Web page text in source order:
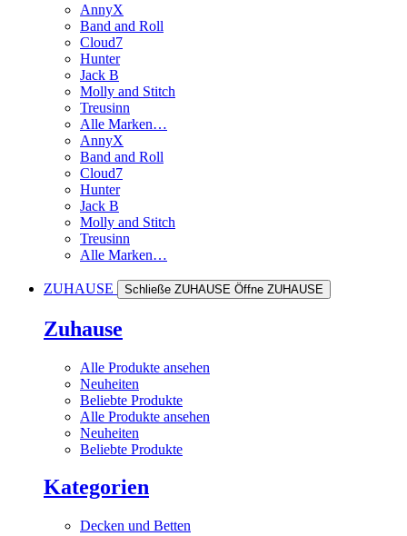
AnnyX
Band and Roll
Cloud7
Hunter
Jack B
Molly and Stitch
Treusinn
Alle Marken…
AnnyX
Band and Roll
Cloud7
Hunter
Jack B
Molly and Stitch
Treusinn
Alle Marken…
ZUHAUSE Schließe ZUHAUSE Öffne ZUHAUSE
Zuhause
Alle Produkte ansehen
Neuheiten
Beliebte Produkte
Alle Produkte ansehen
Neuheiten
Beliebte Produkte
Kategorien
Decken und Betten